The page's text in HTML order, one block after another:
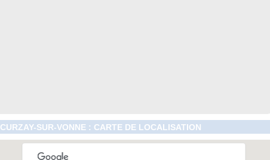
CURZAY-SUR-VONNE : CARTE DE LOCALISATION